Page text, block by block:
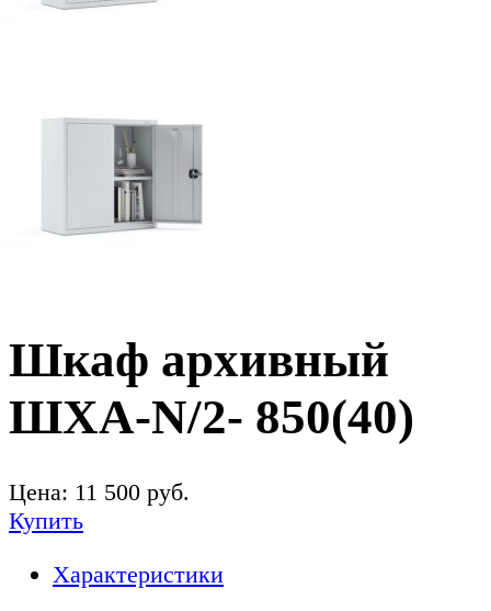
Шкаф архивный
ШХА-N/2- 850(40)
Цена: 11 500 руб.
Купить
Характеристики